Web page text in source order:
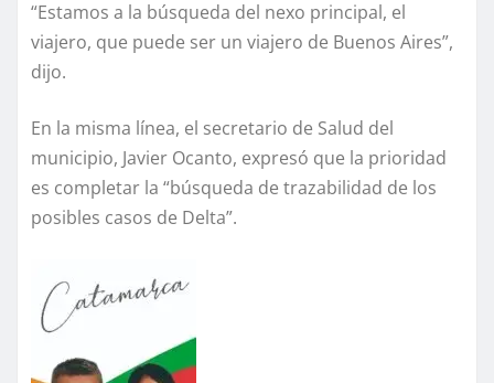
“Estamos a la búsqueda del nexo principal, el
viajero, que puede ser un viajero de Buenos Aires”,
dijo.
En la misma línea, el secretario de Salud del
municipio, Javier Ocanto, expresó que la prioridad
es completar la “búsqueda de trazabilidad de los
posibles casos de Delta”.